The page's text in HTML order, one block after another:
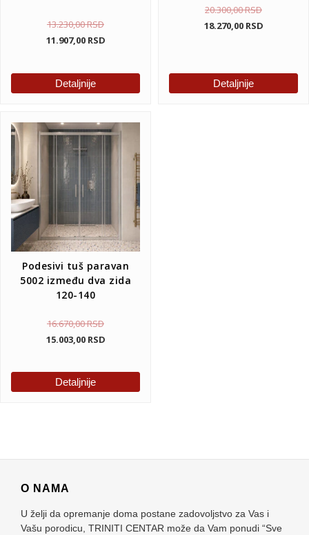
13.230,00RSD
11.907,00 RSD
Detaljnije
20.300,00RSD
18.270,00 RSD
Detaljnije
Podesivi tuš paravan
5002 između dva zida
120-140
16.670,00RSD
15.003,00 RSD
Detaljnije
O NAMA
U želji da opremanje doma postane zadovoljstvo za Vas i
Vašu porodicu, TRINITI CENTAR može da Vam ponudi “Sve